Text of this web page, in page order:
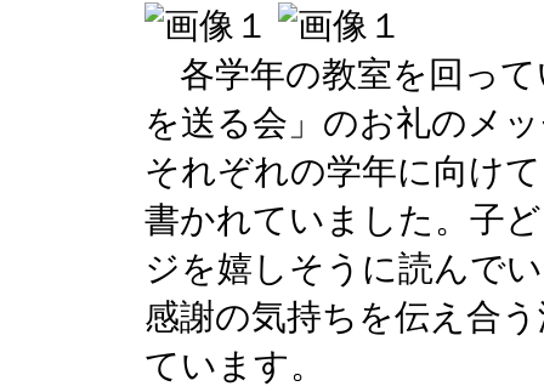
各学年の教室を回って
を送る会」のお礼のメ
それぞれの学年に向け
書かれていました。子
ジを嬉しそうに読んで
感謝の気持ちを伝え合
ています。